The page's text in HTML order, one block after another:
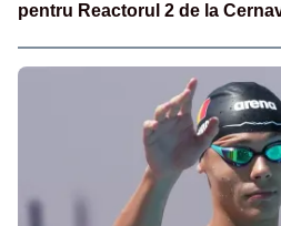
pentru Reactorul 2 de la